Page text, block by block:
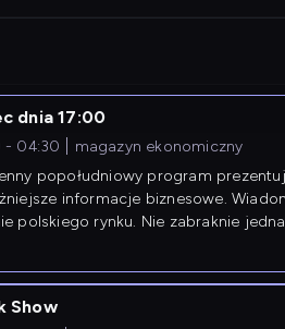
dnia 17:00
- 04:30
magazyn ekonomiczny
popołudniowy program
informacje biznesowe.
polskiego rynku. Nie zabraknie
Show